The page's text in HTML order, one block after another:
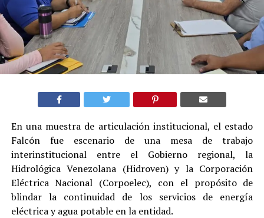
En una muestra de articulación institucional, el estado
Falcón fue escenario de una mesa de trabajo
interinstitucional entre el Gobierno regional, la
Hidrológica Venezolana (Hidroven) y la Corporación
Eléctrica Nacional (Corpoelec), con el propósito de
blindar la continuidad de los servicios de energía
eléctrica y agua potable en la entidad.